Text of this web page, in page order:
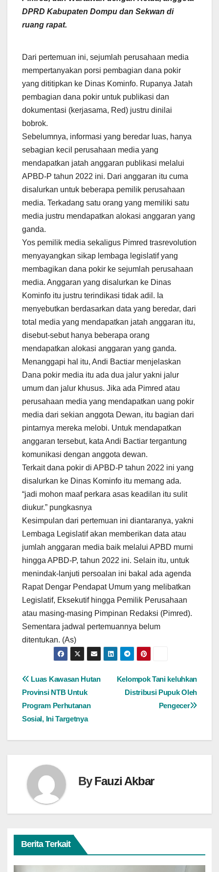
DPRD Kabupaten Dompu dan Sekwan di
ruang rapat.
Dari pertemuan ini, sejumlah perusahaan media
mempertanyakan porsi pembagian dana pokir
yang dititipkan ke Dinas Kominfo. Rupanya Jatah
pembagian dana pokir untuk publikasi dan
dokumentasi (kerjasama, Red) justru dinilai
bobrok.
Sebelumnya, informasi yang beredar luas, hanya
sebagian kecil perusahaan media yang
mendapatkan jatah anggaran publikasi melalui
APBD-P tahun 2022 ini. Dari anggaran itu cuma
disalurkan untuk beberapa pemilik perusahaan
media. Terkadang satu orang yang memiliki satu
media justru mendapatkan alokasi anggaran yang
ganda.
Yos pemilik media sekaligus Pimred trasrevolution
menyayangkan sikap lembaga legislatif yang
membagikan dana pokir ke sejumlah perusahaan
media. Anggaran yang disalurkan ke Dinas
Kominfo itu justru terindikasi tidak adil. Ia
menyebutkan berdasarkan data yang beredar, dari
total media yang mendapatkan jatah anggaran itu,
disebut-sebut hanya beberapa orang
mendapatkan alokasi anggaran yang ganda.
Menanggapi hal itu, Andi Bactiar menjelaskan
Dana pokir media itu ada dua jalur yakni jalur
umum dan jalur khusus. Jika ada Pimred atau
perusahaan media yang mendapatkan uang pokir
media dari sekian anggota Dewan, itu bagian dari
pintarnya mereka melobi. Untuk mendapatkan
anggaran tersebut, kata Andi Bactiar tergantung
komunikasi dengan anggota dewan.
Terkait dana pokir di APBD-P tahun 2022 ini yang
disalurkan ke Dinas Kominfo itu memang ada.
“jadi mohon maaf perkara asas keadilan itu sulit
diukur.” pungkasnya
Kesimpulan dari pertemuan ini diantaranya, yakni
Lembaga Legislatif akan memberikan data atau
jumlah anggaran media baik melalui APBD murni
hingga APBD-P, tahun 2022 ini. Selain itu, untuk
menindak-lanjuti persoalan ini bakal ada agenda
Rapat Dengar Pendapat Umum yang melibatkan
Legislatif, Eksekutif hingga Pemilik Perusahaan
atau masing-masing Pimpinan Redaksi (Pimred).
Sementara jadwal pertemuannya belum
ditentukan. (As)
Navigasi
pos
Kelompok Tani keluhkan
Distribusi Pupuk Oleh
Pengecer
Luas Kawasan Hutan
Provinsi NTB Untuk
Program Perhutanan
Sosial, Ini Targetnya
ByFauzi Akbar
Berita Terkait